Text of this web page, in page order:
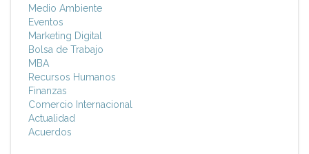
Medio Ambiente
Eventos
Marketing Digital
Bolsa de Trabajo
MBA
Recursos Humanos
Finanzas
Comercio Internacional
Actualidad
Acuerdos